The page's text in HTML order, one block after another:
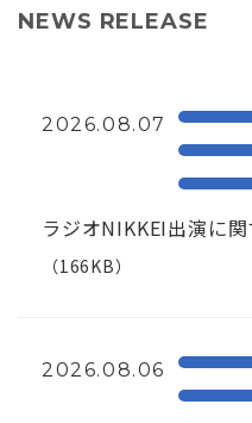
NEWS RELEASE
2026.08.07
ラジオNIKKEI出演に
（166KB）
2026.08.06